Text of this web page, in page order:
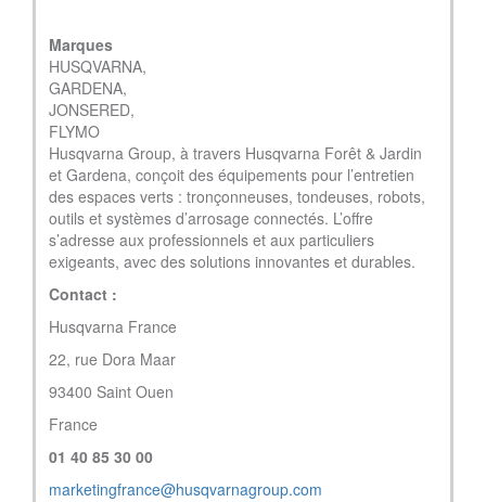
Marques
HUSQVARNA,
GARDENA,
JONSERED,
FLYMO
Husqvarna Group, à travers Husqvarna Forêt & Jardin
et Gardena, conçoit des équipements pour l’entretien
des espaces verts : tronçonneuses, tondeuses, robots,
outils et systèmes d’arrosage connectés. L’offre
s’adresse aux professionnels et aux particuliers
exigeants, avec des solutions innovantes et durables.
Contact :
Husqvarna France
22, rue Dora Maar
93400 Saint Ouen
France
01 40 85 30 00
marketingfrance@husqvarnagroup.com